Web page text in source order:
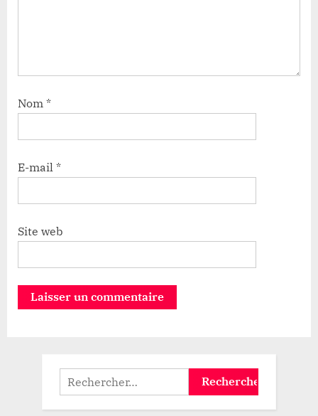
Nom *
E-mail *
Site web
Rechercher :